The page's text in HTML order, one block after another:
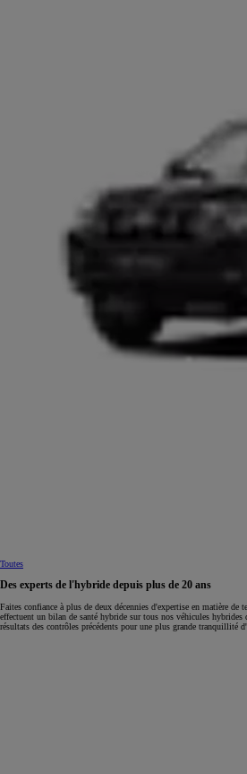
Toutes
Des experts de l'hybride depuis plus de 20 ans
Faites confiance à plus de deux décennies d'expertise en matière de
effectuent un bilan de santé hybride sur tous nos véhicules
résultats des contrôles précédents pour une plus grande tranquillité